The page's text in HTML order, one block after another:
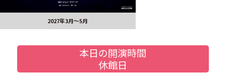
2027年3月～5月
本日の開演時間
休館日